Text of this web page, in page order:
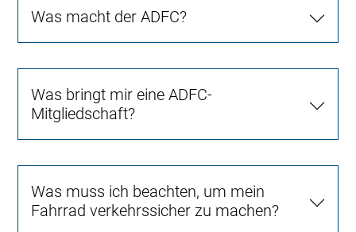
Was macht der ADFC?
Was bringt mir eine ADFC-
Mitgliedschaft?
Was muss ich beachten, um mein
Fahrrad verkehrssicher zu machen?